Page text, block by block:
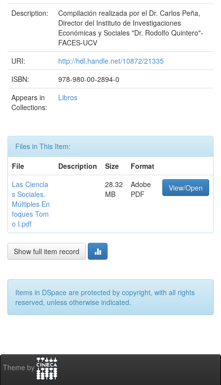
Description:
Compilación realizada por el Dr. Carlos Peña,
Director del Instituto de Investigaciones
Económicas y Sociales "Dr. Rodolfo Quintero"-
FACES-UCV
URI:
http://hdl.handle.net/10872/21335
ISBN:
978-980-00-2894-0
Appears in
Collections:
Libros
Files in This Item:
File
Description Size
Format
Las Ciencia
s Sociales.
Múltiples En
foques Tom
o I.pdf
28.32
MB
Adobe
PDF
View/Open
Show full item record
Items in DSpace are protected by copyright, with all rights
reserved, unless otherwise indicated.
Theme by